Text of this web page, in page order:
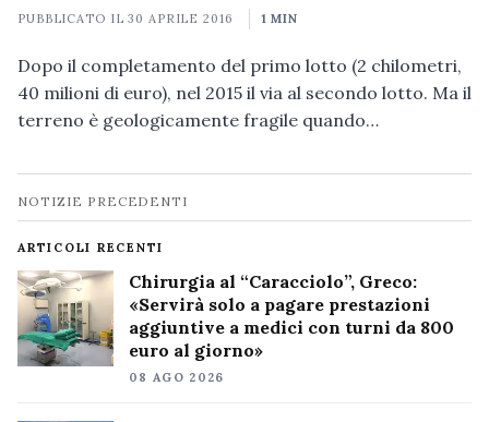
PUBBLICATO IL30 APRILE 2016 1 MIN
Dopo il completamento del primo lotto (2 chilometri,
40 milioni di euro), nel 2015 il via al secondo lotto. Ma il
terreno è geologicamente fragile quando…
Navigazione
notizie
NOTIZIE PRECEDENTI
ARTICOLI RECENTI
Chirurgia al “Caracciolo”, Greco:
«Servirà solo a pagare prestazioni
aggiuntive a medici con turni da 800
euro al giorno»
08 AGO 2026